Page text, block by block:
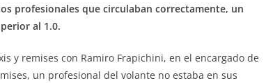
profesionales que circulaban correctamente, un
al 1.0.
y remises con Ramiro Frapichini, en el encargado de
un profesional del volante no estaba en sus